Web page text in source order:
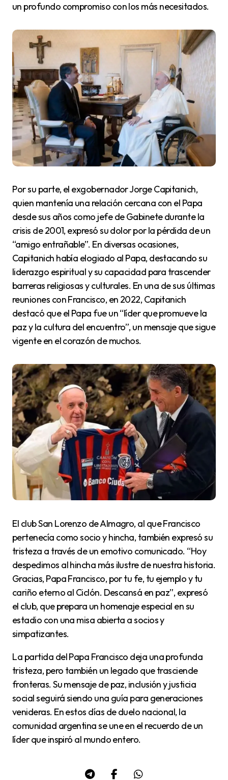
un profundo compromiso con los más necesitados.
Por su parte, el exgobernador Jorge Capitanich,
quien mantenía una relación cercana con el Papa
desde sus años como jefe de Gabinete durante la
crisis de 2001, expresó su dolor por la pérdida de un
“amigo entrañable”. En diversas ocasiones,
Capitanich había elogiado al Papa, destacando su
liderazgo espiritual y su capacidad para trascender
barreras religiosas y culturales. En una de sus últimas
reuniones con Francisco, en 2022, Capitanich
destacó que el Papa fue un “líder que promueve la
paz y la cultura del encuentro”, un mensaje que sigue
vigente en el corazón de muchos.
El club San Lorenzo de Almagro, al que Francisco
pertenecía como socio y hincha, también expresó su
tristeza a través de un emotivo comunicado. “Hoy
despedimos al hincha más ilustre de nuestra historia.
Gracias, Papa Francisco, por tu fe, tu ejemplo y tu
cariño eterno al Ciclón. Descansá en paz”, expresó
el club, que prepara un homenaje especial en su
estadio con una misa abierta a socios y
simpatizantes.
La partida del Papa Francisco deja una profunda
tristeza, pero también un legado que trasciende
fronteras. Su mensaje de paz, inclusión y justicia
social seguirá siendo una guía para generaciones
venideras. En estos días de duelo nacional, la
comunidad argentina se une en el recuerdo de un
líder que inspiró al mundo entero.